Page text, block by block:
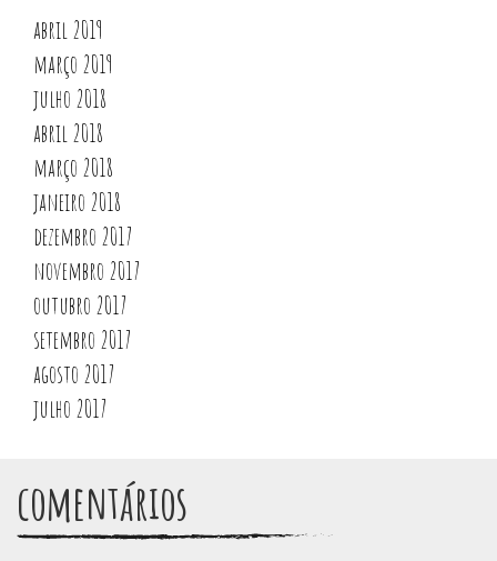
abril 2019
março 2019
julho 2018
abril 2018
março 2018
janeiro 2018
dezembro 2017
novembro 2017
outubro 2017
setembro 2017
agosto 2017
julho 2017
comentários